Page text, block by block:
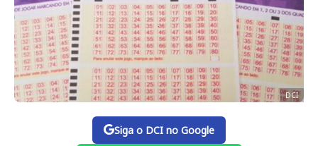
DCI
Siga o DCI no Google